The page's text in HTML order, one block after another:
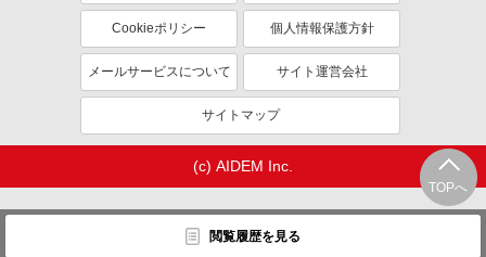
TOPへ
閲覧履歴を見る
Cookieポリシー 個人情報保護方針
メールサービスについて サイト運営会社
サイトマップ
(c) AIDEM Inc.